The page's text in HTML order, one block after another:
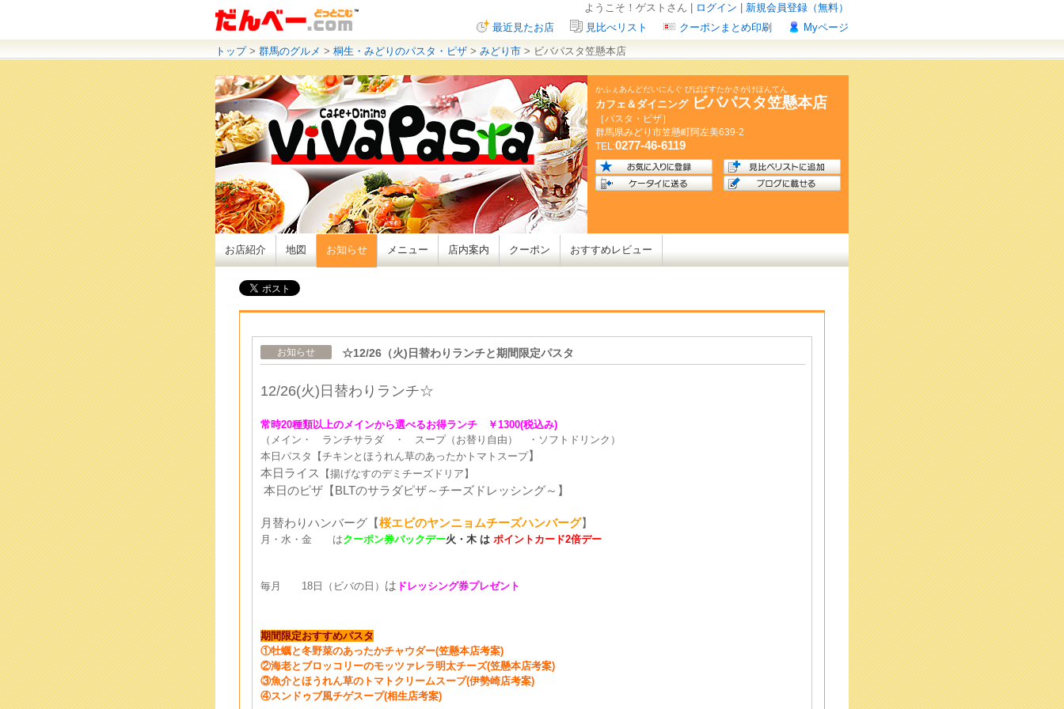
新規会員登録（無料）
ログイン
ようこそ！ゲストさん |
Myページ
クーポンまとめ印刷
見比べリスト
最近見たお店
トップ> 群馬のグルメ > 桐生・みどりのパスタ・ピザ > みどり市 > ビバパスタ笠懸本店
かふぇあんどだいにんぐ びばぱすたかさがけほんてん
カフェ＆ダイニング ビバパスタ笠懸本店
［パスタ・ピザ］
群馬県みどり市笠懸町阿左美639-2
TEL:0277-46-6119
お店紹介 地図 お知らせ メニュー 店内案内 クーポン おすすめレビュー
お知らせ ☆12/26（火)日替わりランチと期間限定パスタ
12/26(火) 日 替わ りランチ☆
常時20種類以上のメインから選べるお得ランチ ￥1300(税込み)
（メイン・ ランチサラダ ・ スープ（お替り自由） ・ソフトドリンク）
本日パスタ【チキンとほうれん草のあったかトマトスープ】
本日ライス
【揚げなすのデミチーズドリア 】
本日のピザ【BLTのサラダピザ～チーズドレッシング～ 】
月替わりハンバーグ【桜エビのヤンニョムチーズハンバーグ】
月・水・金 はクーポン券バックデー火・木 は ポイントカード2倍デー
毎月 18日（ビバの日） は ドレッシング券プレゼント
期間限定おすすめパスタ
①牡蠣と冬野菜のあったかチャウダー(笠懸本店考案)
②海老とブロッコリーのモッツァレラ明太チーズ(笠懸本店考案)
③魚介とほうれん草のトマトクリームスープ(伊勢崎店考案)
④スンドゥブ風チゲスープ(相生店考案)